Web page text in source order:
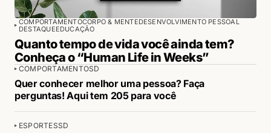
COMPORTAMENTOCORPO & MENTEDESENVOLVIMENTO PESSOAL
DESTAQUEEDUCAÇÃO
Quanto tempo de vida você ainda tem?
Conheça o “Human Life in Weeks”
COMPORTAMENTOSD
Quer conhecer melhor uma pessoa? Faça
perguntas! Aqui tem 205 para você
ESPORTESSD